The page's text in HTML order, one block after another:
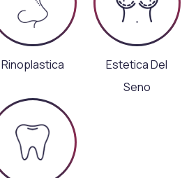
Rinoplastica
Estetica Del
Seno